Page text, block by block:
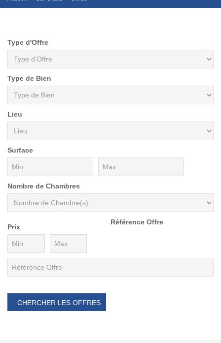
Type d'Offre
Type de Bien
Lieu
Surface
Nombre de Chambres
Prix
Référence Offre